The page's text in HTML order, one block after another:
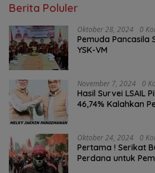
Berita Poluler
Oktober 28, 2024 0
Pemuda Pancasila
YSK-VM
November 7, 2024 0
Hasil Survei LSAIL
46,74% Kalahkan
Oktober 24, 2024 0
Pertama ! Serikat
Perdana untuk